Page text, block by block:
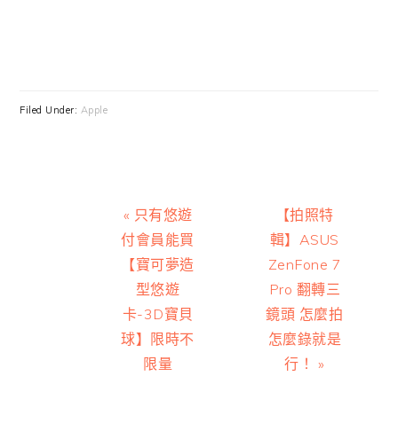
Filed Under: Apple
Previous
Post:
« 只有悠遊
付會員能買
【寶可夢造
型悠遊
卡-3D寶貝
球】限時不
限量
Next
Post:
【拍照特
輯】ASUS
ZenFone 7
Pro 翻轉三
鏡頭 怎麼拍
怎麼錄就是
行！ »